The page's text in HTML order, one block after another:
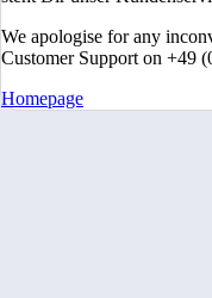
We apologise for any
Customer Support on +49
Homepage